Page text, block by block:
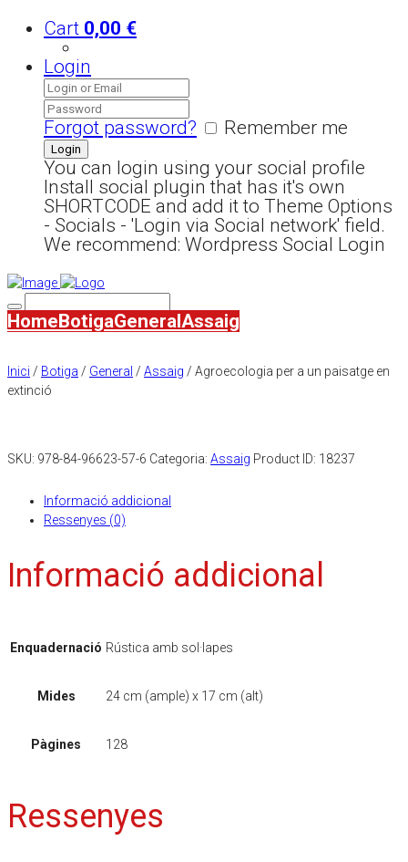
Cart 0,00 €
Login
Forgot password?
Remember me
You can login using your social profile
Install social plugin that has it's own
SHORTCODE and add it to Theme Options
- Socials - 'Login via Social network' field.
We recommend: Wordpress Social Login
HomeBotigaGeneralAssaig
Inici / Botiga / General / Assaig / Agroecologia per a un paisatge en
extinció
SKU: 978-84-96623-57-6 Categoria: Assaig Product ID: 18237
Informació addicional
Ressenyes (0)
Informació addicional
Enquadernació Rústica amb sol·lapes
Mides 24 cm (ample) x 17 cm (alt)
Pàgines 128
Ressenyes